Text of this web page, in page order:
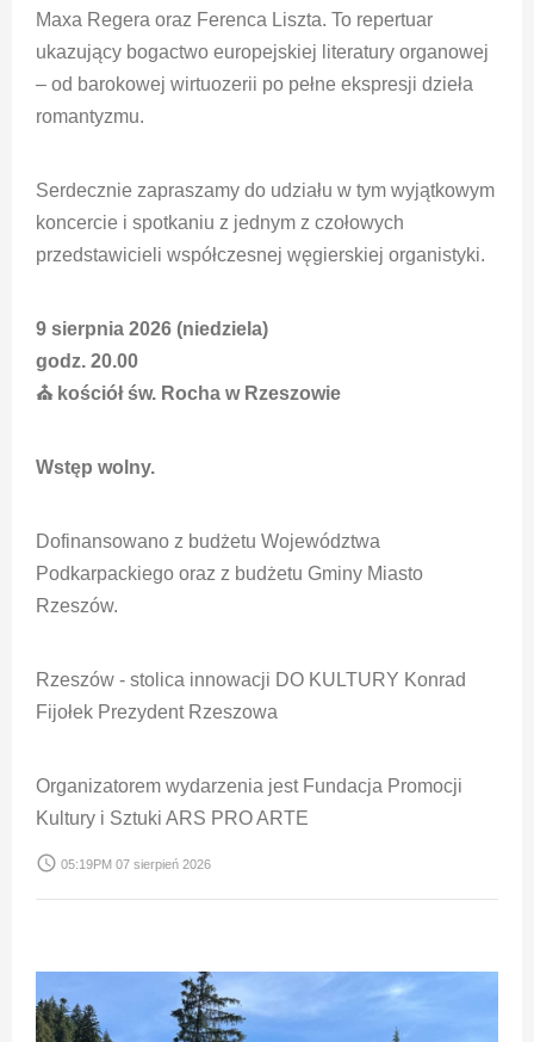
Maxa Regera oraz Ferenca Liszta. To repertuar
ukazujący bogactwo europejskiej literatury organowej
– od barokowej wirtuozerii po pełne ekspresji dzieła
romantyzmu.
Serdecznie zapraszamy do udziału w tym wyjątkowym
koncercie i spotkaniu z jednym z czołowych
przedstawicieli współczesnej węgierskiej organistyki.
9 sierpnia 2026 (niedziela)
godz. 20.00
⛪ kościół św. Rocha w Rzeszowie
Wstęp wolny.
Dofinansowano z budżetu Województwa
Podkarpackiego oraz z budżetu Gminy Miasto
Rzeszów.
Rzeszów - stolica innowacji DO KULTURY Konrad
Fijołek Prezydent Rzeszowa
Organizatorem wydarzenia jest Fundacja Promocji
Kultury i Sztuki ARS PRO ARTE
access_time 05:19PM 07 sierpień 2026